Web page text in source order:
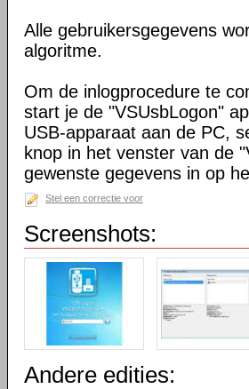
Alle gebruikersgegevens
algoritme.
Om de inlogprocedure te
start je de "VSUsbLogon"
USB-apparaat aan de PC,
knop in het venster van de
gewenste gegevens in op
Stel een correctie voor
Screenshots:
Andere edities: